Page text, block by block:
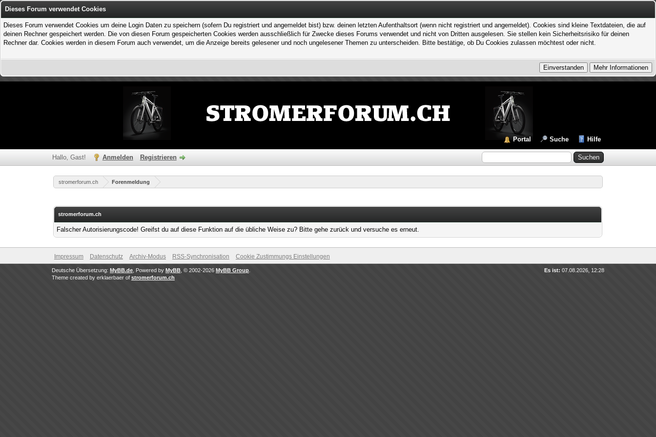
Dieses Forum verwendet Cookies
Dieses Forum verwendet Cookies um deine Login Daten zu speichern (sofern Du registriert und angemeldet bist) bzw. deinen letzten Aufenthaltsort (wenn nicht registriert und angemeldet). Cookies sind kleine Textdateien, die auf
deinen Rechner gespeichert werden. Die von diesen Forum gespeicherten Cookies werden ausschließlich für Zwecke dieses Forums verwendet und nicht von Dritten ausgelesen. Sie stellen kein Sicherheitsrisiko für deinen
Rechner dar. Cookies werden in diesem Forum auch verwendet, um die Anzeige bereits gelesener und noch ungelesener Themen zu unterscheiden. Bitte bestätige, ob Du Cookies zulassen möchtest oder nicht.
Portal Suche Hilfe
Hallo, Gast! Anmelden Registrieren
stromerforum.ch Forenmeldung
stromerforum.ch
Falscher Autorisierungscode! Greifst du auf diese Funktion auf die übliche Weise zu? Bitte gehe zurück und versuche es erneut.
Impressum Datenschutz Archiv-Modus RSS-Synchronisation Cookie Zustimmungs Einstellungen
Es ist: 07.08.2026, 12:28
Deutsche Übersetzung: MyBB.de, Powered by MyBB, © 2002-2026 MyBB Group.
Theme created by erklaerbaer of stromerforum.ch